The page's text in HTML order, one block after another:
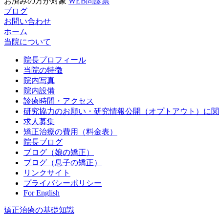
ブログ
お問い合わせ
ホーム
当院について
院長プロフィール
当院の特徴
院内写真
院内設備
診療時間・アクセス
研究協力のお願い・研究情報公開（オプトアウト）に
求人募集
矯正治療の費用（料金表）
院長ブログ
ブログ（娘の矯正）
ブログ（息子の矯正）
リンクサイト
プライバシーポリシー
For English
矯正治療の基礎知識